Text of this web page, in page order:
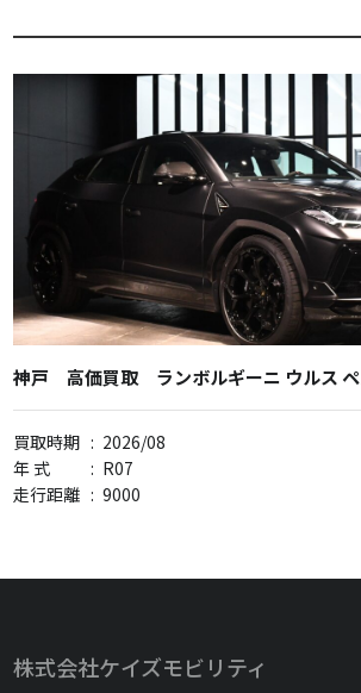
神戸 高価買取 ランボルギーニ ウルス ペ
買取時期 : 2026/08
年 式
: R07
走行距離 : 9000
株式会社ケイズモビリティ